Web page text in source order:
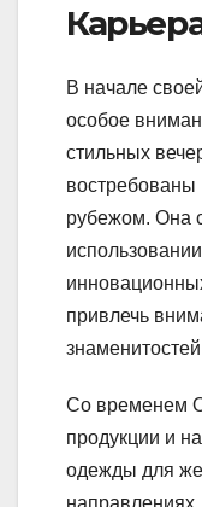
В начале
особое
стильных
востребованы
рубежом. Она
привлечь
Со временем
продукции и
одежды для